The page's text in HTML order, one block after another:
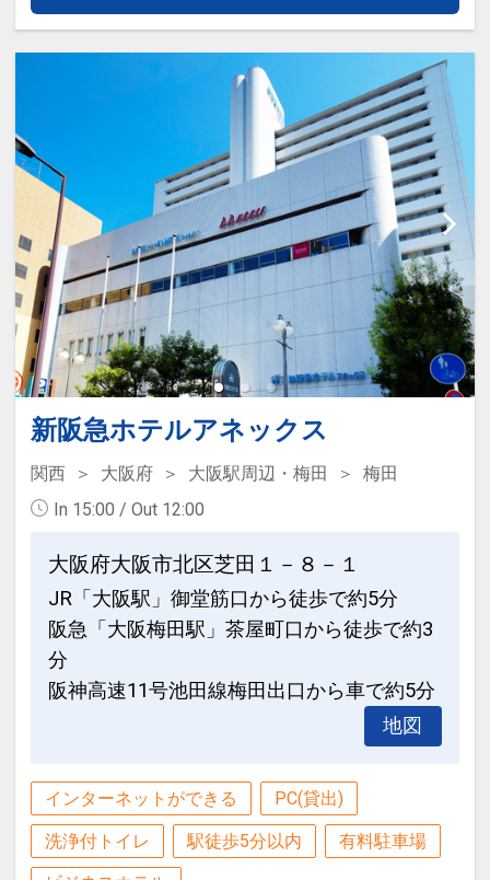
新阪急ホテルアネックス
関西 大阪府 大阪駅周辺・梅田
梅田
In 15:00 / Out 12:00
大阪府大阪市北区芝田１－８－１
JR「大阪駅」御堂筋口から徒歩で約5分
阪急「大阪梅田駅」茶屋町口から徒歩で約3
分
阪神高速11号池田線梅田出口から車で約5分
地図
インターネットができる PC(貸出)
洗浄付トイレ 駅徒歩5分以内 有料駐車場